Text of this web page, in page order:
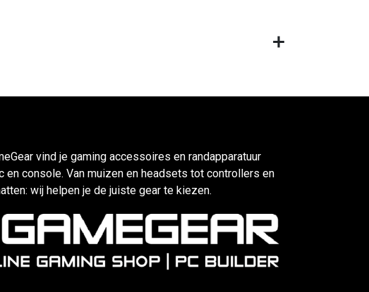
vind je gaming accessoires en randapparatuur
en console. Van muizen en headsets tot controllers en
wij helpen je de juiste gear te kiezen.